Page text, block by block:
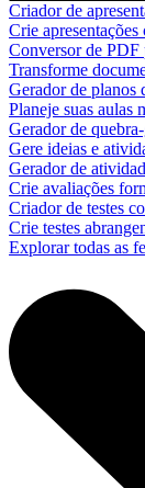
Criador de
Crie
Conversor de
Transforme
Gerador de planos
Planeje suas aulas
Gerador de
Gere ideias e
Gerador de
Crie avaliações
Criador de testes
Crie testes
Explorar todas as